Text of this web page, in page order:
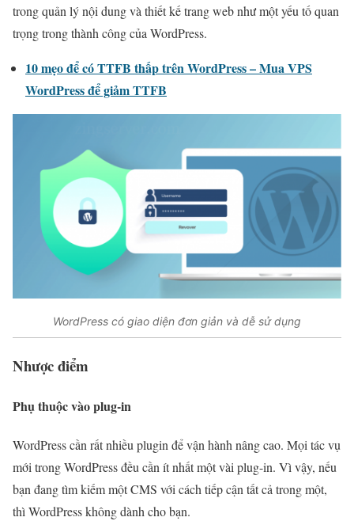
trong quản lý nội dung và thiết kế trang web như một yếu tố quan
trọng trong thành công của WordPress.
10 mẹo để có TTFB thấp trên WordPress – Mua VPS
WordPress để giảm TTFB
WordPress có giao diện đơn giản và dễ sử dụng
Nhược điểm
Phụ thuộc vào plug-in
WordPress cần rất nhiều plugin để vận hành nâng cao. Mọi tác vụ
mới trong WordPress đều cần ít nhất một vài plug-in. Vì vậy, nếu
bạn đang tìm kiếm một CMS với cách tiếp cận tất cả trong một,
thì WordPress không dành cho bạn.